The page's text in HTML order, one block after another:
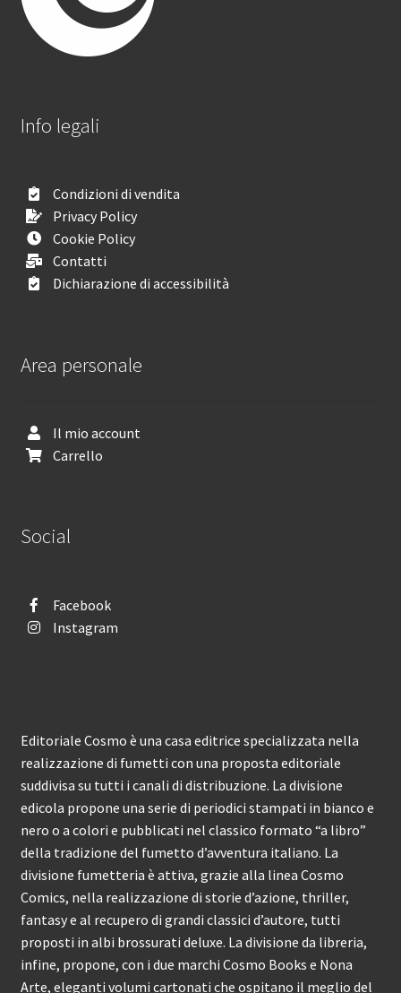
Info legali
Condizioni di vendita
Privacy Policy
Cookie Policy
Contatti
Dichiarazione di accessibilità
Area personale
Il mio account
Carrello
Social
Facebook
Instagram
Editoriale Cosmo è una casa editrice specializzata nella
realizzazione di fumetti con una proposta editoriale
suddivisa su tutti i canali di distribuzione. La divisione
edicola propone una serie di periodici stampati in bianco e
nero o a colori e pubblicati nel classico formato “a libro”
della tradizione del fumetto d’avventura italiano. La
divisione fumetteria è attiva, grazie alla linea Cosmo
Comics, nella realizzazione di storie d’azione, thriller,
fantasy e al recupero di grandi classici d’autore, tutti
proposti in albi brossurati deluxe. La divisione da libreria,
infine, propone, con i due marchi Cosmo Books e Nona
Arte, eleganti volumi cartonati che ospitano il meglio del